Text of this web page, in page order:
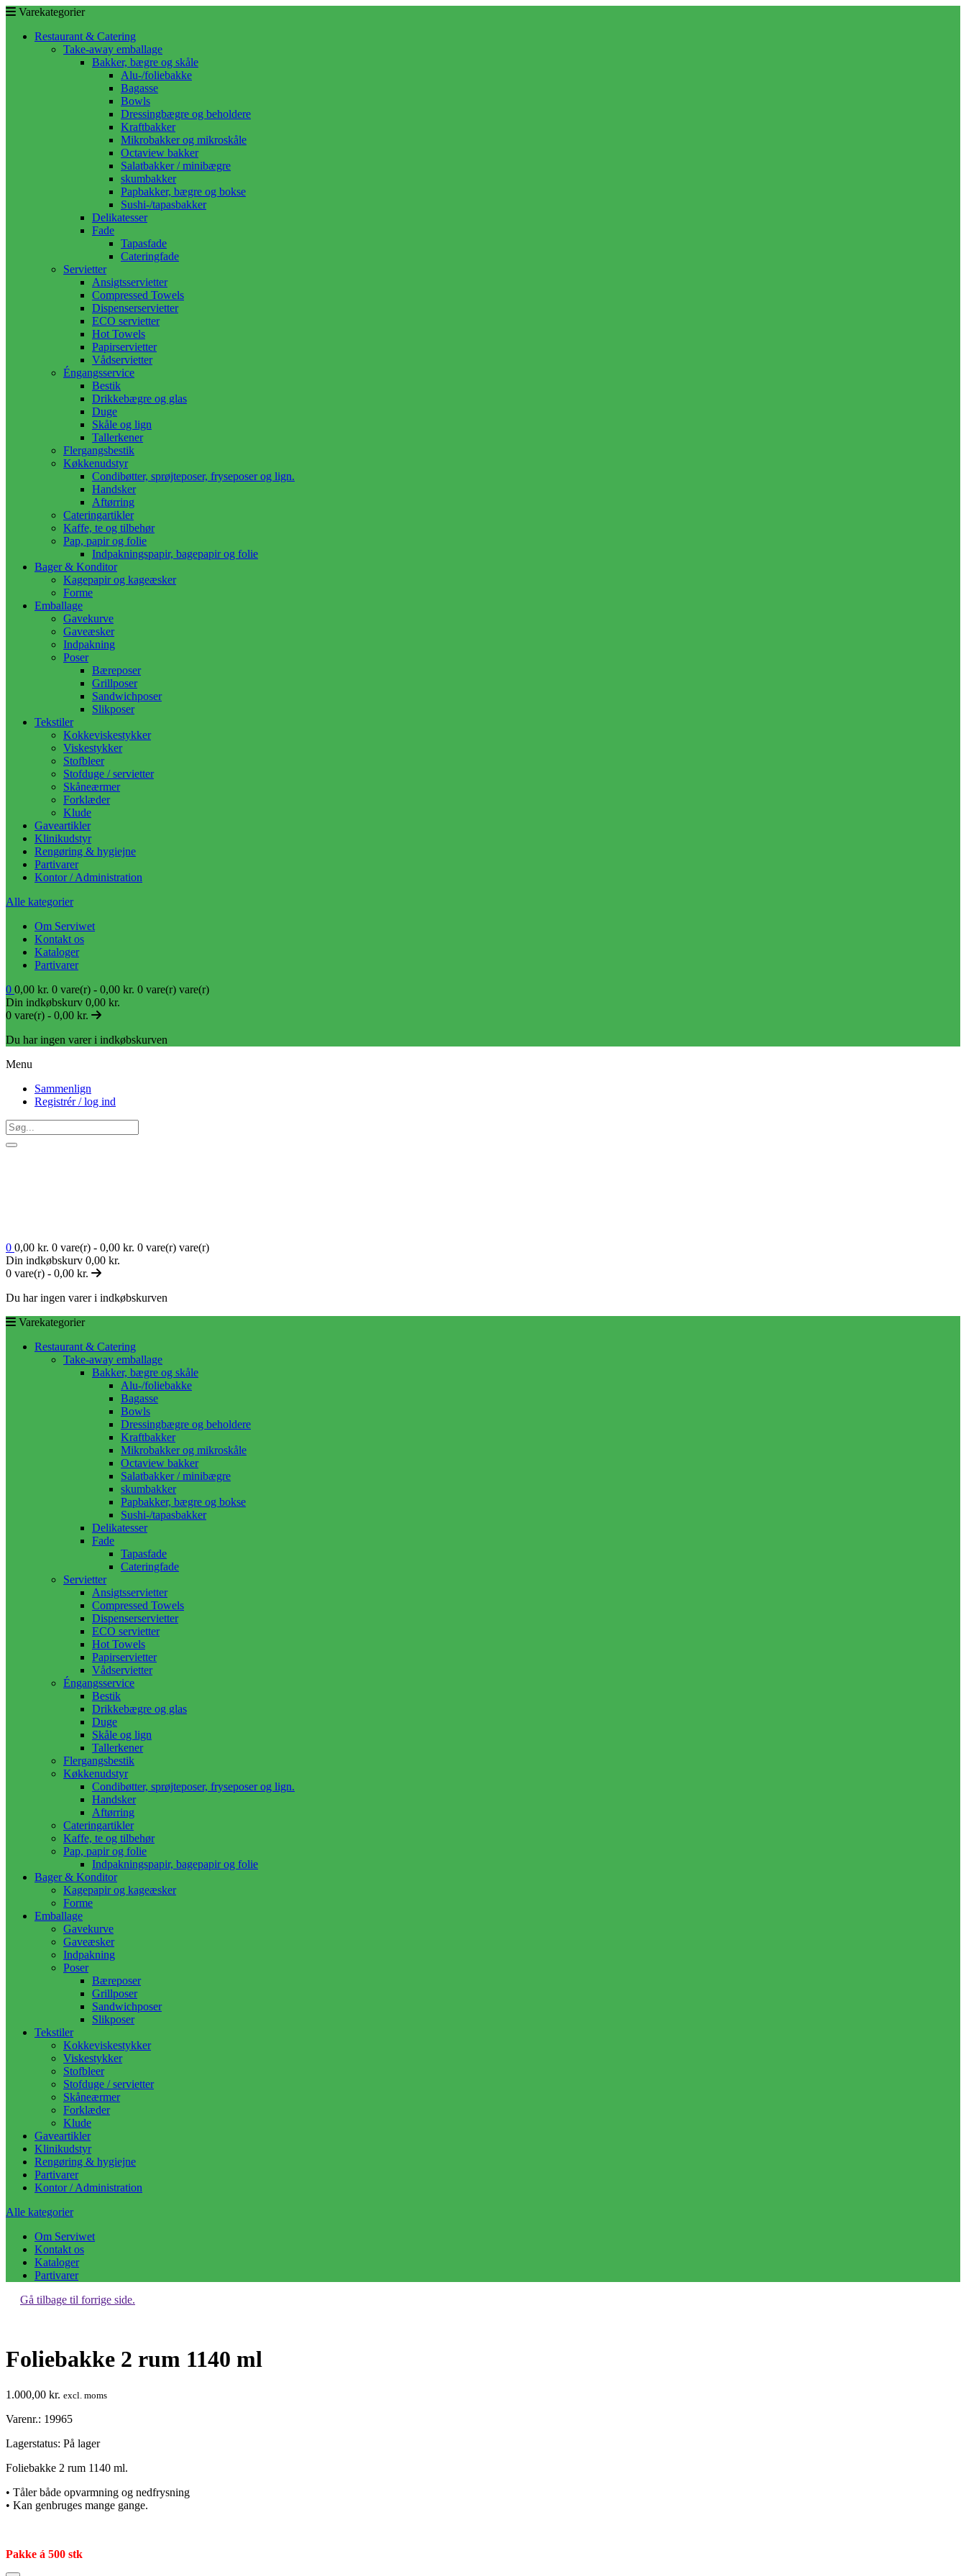
Varekategorier
Restaurant & Catering
Take-away emballage
Bakker, bægre og skåle
Alu-/foliebakke
Bagasse
Bowls
Dressingbægre og beholdere
Kraftbakker
Mikrobakker og mikroskåle
Octaview bakker
Salatbakker / minibægre
skumbakker
Papbakker, bægre og bokse
Sushi-/tapasbakker
Delikatesser
Fade
Tapasfade
Cateringfade
Servietter
Ansigtsservietter
Compressed Towels
Dispenserservietter
ECO servietter
Hot Towels
Papirservietter
Vådservietter
Éngangsservice
Bestik
Drikkebægre og glas
Duge
Skåle og lign
Tallerkener
Flergangsbestik
Køkkenudstyr
Condibøtter, sprøjteposer, fryseposer og lign.
Handsker
Aftørring
Cateringartikler
Kaffe, te og tilbehør
Pap, papir og folie
Indpakningspapir, bagepapir og folie
Bager & Konditor
Kagepapir og kageæsker
Forme
Emballage
Gavekurve
Gaveæsker
Indpakning
Poser
Bæreposer
Grillposer
Sandwichposer
Slikposer
Tekstiler
Kokkeviskestykker
Viskestykker
Stofbleer
Stofduge / servietter
Skåneærmer
Forklæder
Klude
Gaveartikler
Klinikudstyr
Rengøring & hygiejne
Partivarer
Kontor / Administration
Alle kategorier
Om Serviwet
Kontakt os
Kataloger
Partivarer
0 0,00 kr. 0 vare(r) - 0,00 kr. 0 vare(r) vare(r)
Din indkøbskurv 0,00 kr.
0 vare(r) - 0,00 kr.
Du har ingen varer i indkøbskurven
Menu
Sammenlign
Registrér / log ind
0 0,00 kr. 0 vare(r) - 0,00 kr. 0 vare(r) vare(r)
Din indkøbskurv 0,00 kr.
0 vare(r) - 0,00 kr.
Du har ingen varer i indkøbskurven
Varekategorier
Restaurant & Catering
Take-away emballage
Bakker, bægre og skåle
Alu-/foliebakke
Bagasse
Bowls
Dressingbægre og beholdere
Kraftbakker
Mikrobakker og mikroskåle
Octaview bakker
Salatbakker / minibægre
skumbakker
Papbakker, bægre og bokse
Sushi-/tapasbakker
Delikatesser
Fade
Tapasfade
Cateringfade
Servietter
Ansigtsservietter
Compressed Towels
Dispenserservietter
ECO servietter
Hot Towels
Papirservietter
Vådservietter
Éngangsservice
Bestik
Drikkebægre og glas
Duge
Skåle og lign
Tallerkener
Flergangsbestik
Køkkenudstyr
Condibøtter, sprøjteposer, fryseposer og lign.
Handsker
Aftørring
Cateringartikler
Kaffe, te og tilbehør
Pap, papir og folie
Indpakningspapir, bagepapir og folie
Bager & Konditor
Kagepapir og kageæsker
Forme
Emballage
Gavekurve
Gaveæsker
Indpakning
Poser
Bæreposer
Grillposer
Sandwichposer
Slikposer
Tekstiler
Kokkeviskestykker
Viskestykker
Stofbleer
Stofduge / servietter
Skåneærmer
Forklæder
Klude
Gaveartikler
Klinikudstyr
Rengøring & hygiejne
Partivarer
Kontor / Administration
Alle kategorier
Om Serviwet
Kontakt os
Kataloger
Partivarer
Gå tilbage til forrige side.
Foliebakke 2 rum 1140 ml
1.000,00 kr. excl. moms
Varenr.: 19965
Lagerstatus: På lager
Foliebakke 2 rum 1140 ml.
• Tåler både opvarmning og nedfrysning
• Kan genbruges mange gange.
Pakke á 500 stk